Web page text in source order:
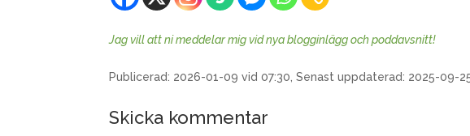
Jag vill att ni meddelar mig vid nya blogginlägg och poddavsnitt!
Publicerad: 2026-01-09 vid 07:30, Senast uppdaterad: 2025-09-
Skicka kommentar